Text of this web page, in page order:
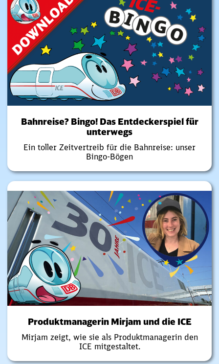
Bahnreise? Bingo! Das Entdeckerspiel für
unterwegs
Ein toller Zeitvertreib für die Bahnreise: unser
Bingo-Bögen
Produktmanagerin Mirjam und die ICE
Mirjam zeigt, wie sie als Produktmanagerin den
ICE mitgestaltet.